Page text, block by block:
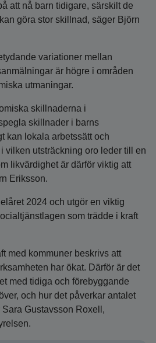
att nå barn tidigare, särskilt de
göra stor skillnad, säger Björn
variationer mellan
är högre i områden
utmaningar.
skillnaderna i
skillnader i barns
kan lokala arbetssätt och
vilken utsträckning oro leder till en
likvärdighet är därför viktig att
Eriksson.
2024 och utgör en viktig
som trädde i kraft
med kommuner beskrivs att
har ökat. Därför är det
med tidiga och förebyggande
och hur det påverkar antalet
Gustavsson Roxell,